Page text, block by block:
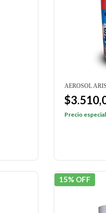
AEROSOL
Precio especial
15% OFF